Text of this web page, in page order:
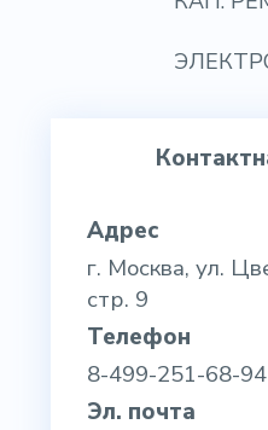
Адрес
г. Москва, ул.
стр. 9
Телефон
8-499-251-68-94
Эл. почта